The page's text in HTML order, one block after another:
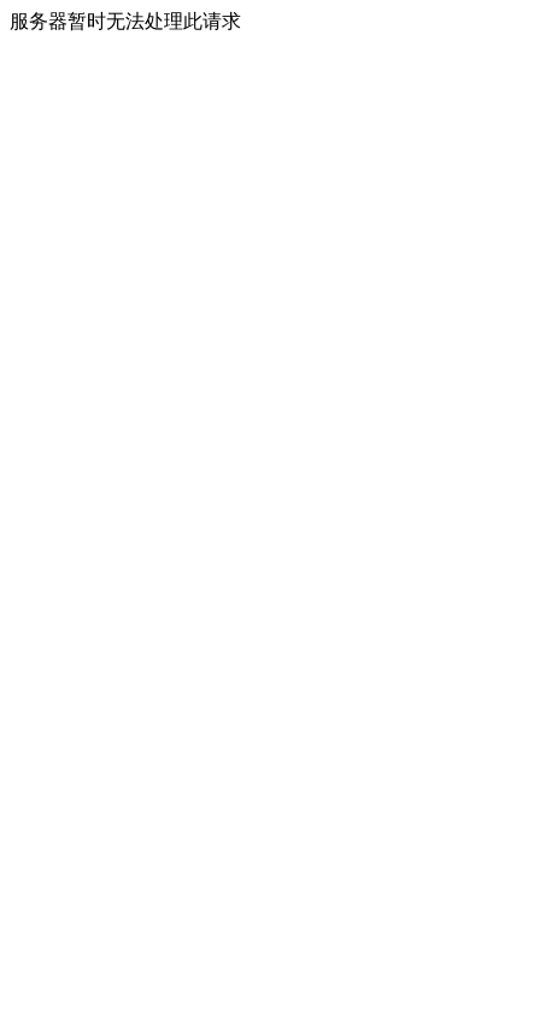
服务器暂时无法处理此请求